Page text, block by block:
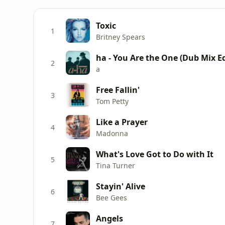
1 Toxic
Britney Spears
2 ha - You Are the One (Dub Mix
a
3 Free Fallin'
Tom Petty
4 Like a Prayer
Madonna
5 What's Love Got to Do with It
Tina Turner
6 Stayin' Alive
Bee Gees
Angels